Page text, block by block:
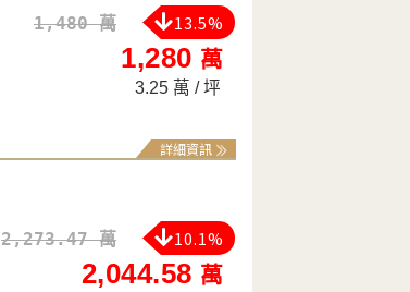
1,480 萬 13.5%
1,280 萬
3.25 萬 / 坪
詳細資訊
2,273.47 萬 10.1%
2,044.58 萬